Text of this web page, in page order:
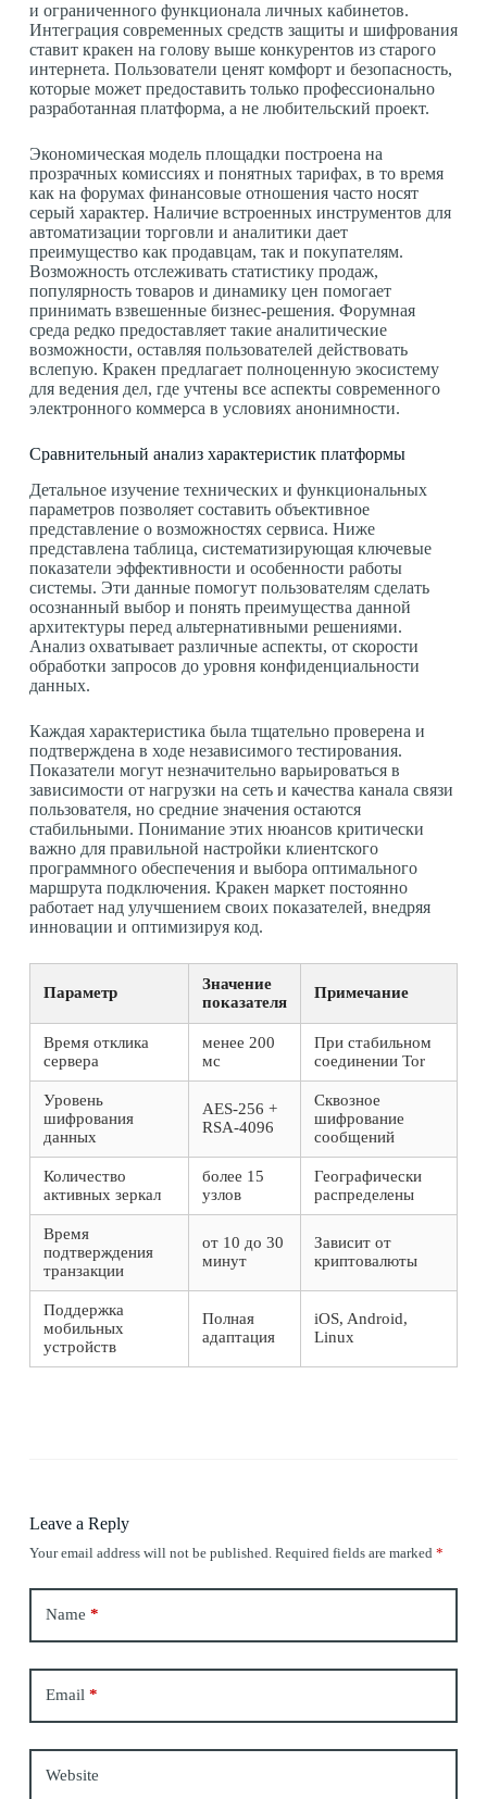
и ограниченного функционала личных кабинетов.
Интеграция современных средств защиты и шифрования
ставит кракен на голову выше конкурентов из старого
интернета. Пользователи ценят комфорт и безопасность,
которые может предоставить только профессионально
разработанная платформа, а не любительский проект.
Экономическая модель площадки построена на
прозрачных комиссиях и понятных тарифах, в то время
как на форумах финансовые отношения часто носят
серый характер. Наличие встроенных инструментов для
автоматизации торговли и аналитики дает
преимущество как продавцам, так и покупателям.
Возможность отслеживать статистику продаж,
популярность товаров и динамику цен помогает
принимать взвешенные бизнес-решения. Форумная
среда редко предоставляет такие аналитические
возможности, оставляя пользователей действовать
вслепую. Кракен предлагает полноценную экосистему
для ведения дел, где учтены все аспекты современного
электронного коммерса в условиях анонимности.
Сравнительный анализ характеристик платформы
Детальное изучение технических и функциональных
параметров позволяет составить объективное
представление о возможностях сервиса. Ниже
представлена таблица, систематизирующая ключевые
показатели эффективности и особенности работы
системы. Эти данные помогут пользователям сделать
осознанный выбор и понять преимущества данной
архитектуры перед альтернативными решениями.
Анализ охватывает различные аспекты, от скорости
обработки запросов до уровня конфиденциальности
данных.
Каждая характеристика была тщательно проверена и
подтверждена в ходе независимого тестирования.
Показатели могут незначительно варьироваться в
зависимости от нагрузки на сеть и качества канала связи
пользователя, но средние значения остаются
стабильными. Понимание этих нюансов критически
важно для правильной настройки клиентского
программного обеспечения и выбора оптимального
маршрута подключения. Кракен маркет постоянно
работает над улучшением своих показателей, внедряя
инновации и оптимизируя код.
Параметр
Значение
показателя
Примечание
Время отклика
сервера
менее 200
мс
При стабильном
соединении Tor
Уровень
шифрования
данных
AES-256 +
RSA-4096
Сквозное
шифрование
сообщений
Количество
активных зеркал
более 15
узлов
Географически
распределены
Время
подтверждения
транзакции
от 10 до 30
минут
Зависит от
криптовалюты
Поддержка
мобильных
устройств
Полная
адаптация
iOS, Android,
Linux
Leave a Reply
Your email address will not be published. Required fields are marked *
Name *
Email *
Website